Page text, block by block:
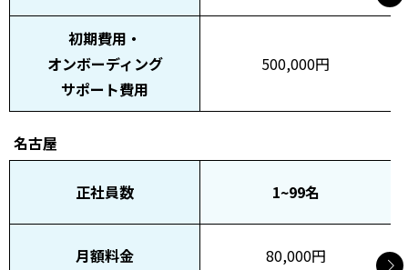
初期費用・
オンボーディング
サポート費用
500,000円
名古屋
正社員数 1~99名
月額料金 80,000円